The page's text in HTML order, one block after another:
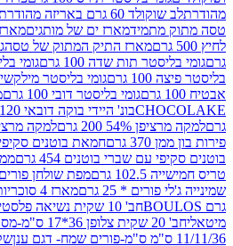
60 גרם באריזה מהודרת
מארז טסה
מארז ים של מותגיםמארז סירת
מארז התיק המתוק של טסה
תות שדה 100 גרם
גומי בליסטר עכביש 100
גרם
גומי בליסטר מילקשייק 100 גרם
גומי בליסטר דובי 100 גרם
בונ' היידי בוקה דובאי 120ג'
200 גרם
למקה מרציפן 38% 200 גרם
גרם
חמאת בוטנים סקיפי קלאסי 454 גרם
עם שברי בוטנים 454 גרם
ממרח נוטלה 400 גרם
גרם
מפת שולחן פורים כ 274*137 סמ ניילון
* 25 גרם
חב' 10